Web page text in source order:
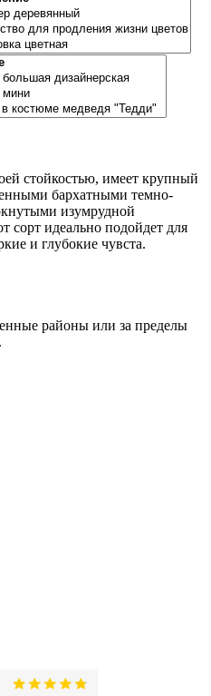
стойкостью, имеет крупный
бархатными темно-
изумрудной
сорт идеально подойдет для
и глубокие чувста.
районы или за пределы